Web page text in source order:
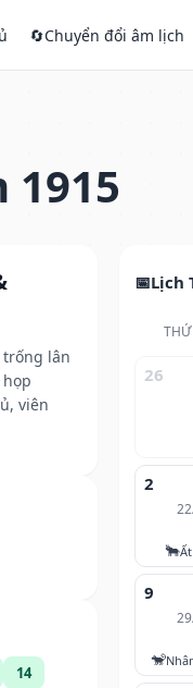
🔄Chuyển đổi âm lịch
1915
trống lân
viên
14
Lịch
26
2
🐂
9
🐒